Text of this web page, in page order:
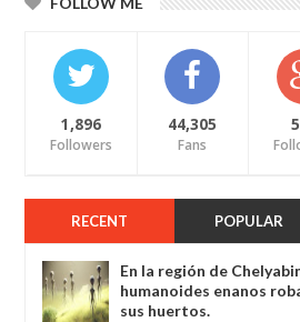
1,896
Followers
44,305
Fans
RECENT POPULAR
En la región de
humanoides enanos
sus huertos.